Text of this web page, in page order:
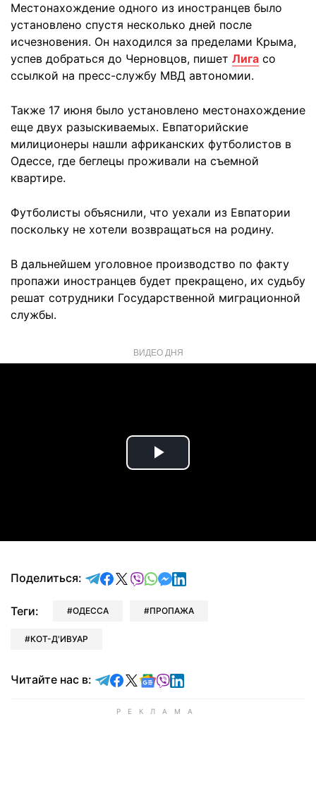
Местонахождение одного из иностранцев было
установлено спустя несколько дней после
исчезновения. Он находился за пределами Крыма,
успев добраться до Черновцов, пишет Лига со
ссылкой на пресс-службу МВД автономии.
Также 17 июня было установлено местонахождение
еще двух разыскиваемых. Евпаторийские
милиционеры нашли африканских футболистов в
Одессе, где беглецы проживали на съемной
квартире.
Футболисты объяснили, что уехали из Евпатории
поскольку не хотели возвращаться на родину.
В дальнейшем уголовное производство по факту
пропажи иностранцев будет прекращено, их судьбу
решат сотрудники Государственной миграционной
службы.
ВИДЕО ДНЯ
Play
Поделиться: отправить в Telegram
поделиться в Facebook
поделиться в X
отправить в Viber
отправить в Whatsapp
отправить в Messenger
отправить в LinkedIn
Теги: ОДЕССА ПРОПАЖА
КОТ-Д'ИВУАР
Читайте нас в: Читайте в Telegram
Читайте в Facebook
Читайте в X
Читайте в Google news
Читайте в Viber
Читайте в LinkedIn